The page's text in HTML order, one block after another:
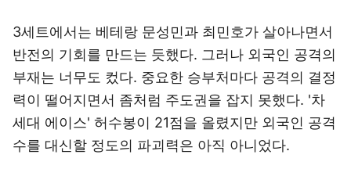
3세트에서는 베테랑 문성민과 최민호가 살아나면서
반전의 기회를 만드는 듯했다. 그러나 외국인 공격의
부재는 너무도 컸다. 중요한 승부처마다 공격의 결정
력이 떨어지면서 좀처럼 주도권을 잡지 못했다. '차
세대 에이스' 허수봉이 21점을 올렸지만 외국인 공격
수를 대신할 정도의 파괴력은 아직 아니었다.